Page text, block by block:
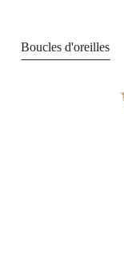
Boucles d'oreilles